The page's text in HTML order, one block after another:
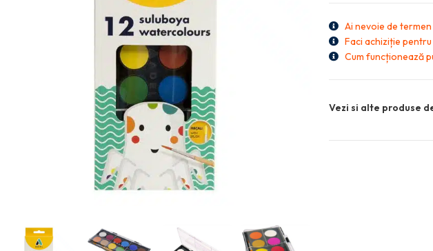
Ai nevoie de
Faci achiziție
Cum funcționează
Vezi si alte produse